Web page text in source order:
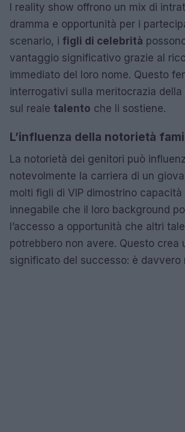
I reality show offrono un mix di
dramma e opportunità per i
scenario, i figli di celebrità
vantaggio significativo grazie al
immediato del loro nome. Questo
interrogativi sulla meritocrazia della
sul reale talento che li sostiene.
L’influenza della notorietà
La notorietà dei genitori può
notevolmente la carriera di un
molti figli di VIP dimostrino
innegabile che il loro background
l’accesso a opportunità che altri
potrebbero non avere. Questo crea
significato del successo: è davvero